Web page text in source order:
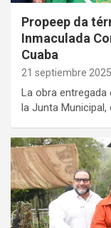
Propeep da
Inmaculada
Cuaba
21 septiembre 2025
La obra
la Junta